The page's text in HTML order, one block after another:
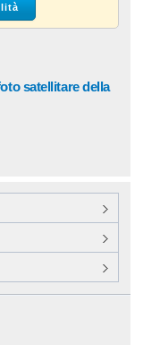
satellitare della